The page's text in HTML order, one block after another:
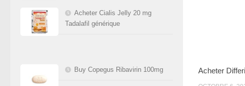
Acheter
Acheter Cialis Jelly 20 mg
Tadalafil générique
Buy Copegus Ribavirin 100mg